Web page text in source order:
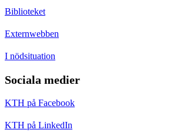
Biblioteket
Externwebben
I nödsituation
Sociala medier
KTH på Facebook
KTH på LinkedIn